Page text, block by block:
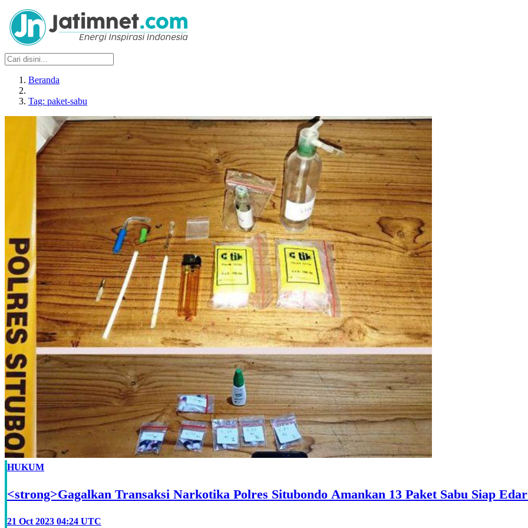
Beranda
Tag: paket-sabu
HUKUM
<strong>Gagalkan Transaksi Narkotika Polres Situbondo Amankan 13 Paket Sabu Siap
21 Oct 2023 04:24 UTC